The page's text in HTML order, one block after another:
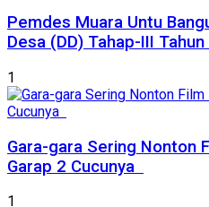
Pemdes Muara Untu
Desa (DD) Tahap-III
1
Gara-gara Sering Nonton
Garap 2 Cucunya
1